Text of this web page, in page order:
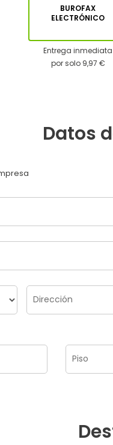
BUROFAX
ELECTRÓNICO
Entrega inmediata
por solo 9,97 €
Datos